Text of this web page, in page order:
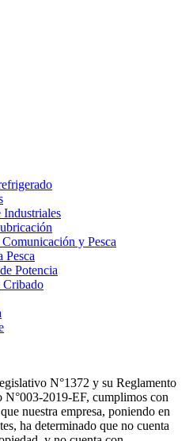
Industriales
y Pesca
Pesca
Potencia
Cribado
N°1372 y su Reglamento
N°003-2019-EF, cumplimos con
nuestra empresa, poniendo en
ha determinado que no cuenta